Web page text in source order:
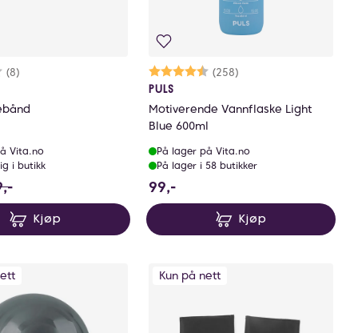
NOK
(8)
av 5 mulige
Vita.no
i butikk
for 49 NOK, du sparer 20 NOK
Kjøp
Karakter:
(258)
4.8 av 5 mulige
PULS
Motiverende Vannflaske Light
Blue 600ml
På lager på Vita.no
På lager i 58 butikker
99,-99 NOK
Kjøp
Kun på nett